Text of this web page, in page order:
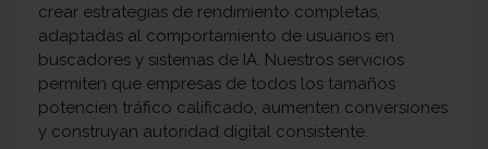
crear estrategias de rendimiento completas,
adaptadas al comportamiento de usuarios en
buscadores y sistemas de IA. Nuestros servicios
permiten que empresas de todos los tamaños
potencien tráfico calificado, aumenten conversiones
y construyan autoridad digital consistente.